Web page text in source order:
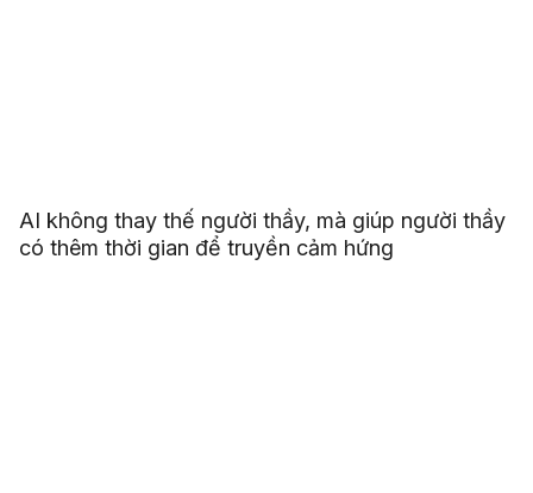
AI không thay thế người thầy, mà giúp người thầy
có thêm thời gian để truyền cảm hứng